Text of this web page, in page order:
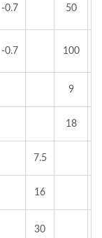
-0.7 50
-0.7 100
9
18
7.5
16
30